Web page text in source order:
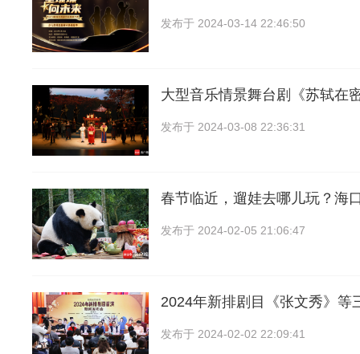
发布于 2024-03-14 22:46:50
大型音乐情景舞台剧《苏轼在
发布于 2024-03-08 22:36:31
春节临近，遛娃去哪儿玩？海
发布于 2024-02-05 21:06:47
2024年新排剧目《张文秀》等
发布于 2024-02-02 22:09:41